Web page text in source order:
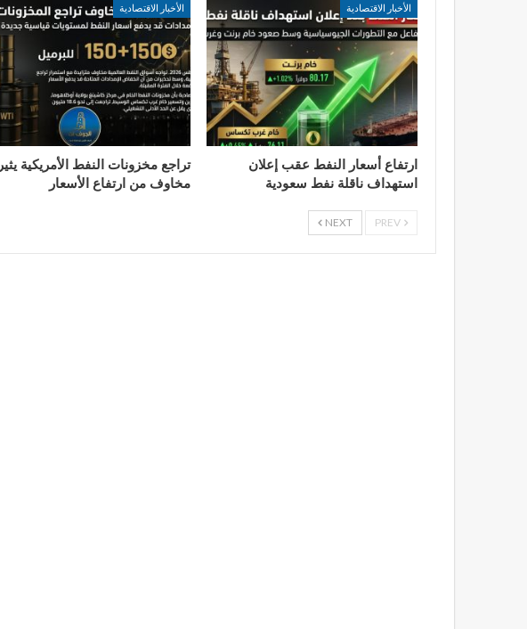
الأخبار الاقتصادية
ارتفاع أسعار النفط عقب إعلان
استهداف ناقلة نفط سعودية
الأخبار الاقتصادية
تراجع مخزونات النفط الأمريكية يثير
مخاوف من ارتفاع الأسعار
NEXT